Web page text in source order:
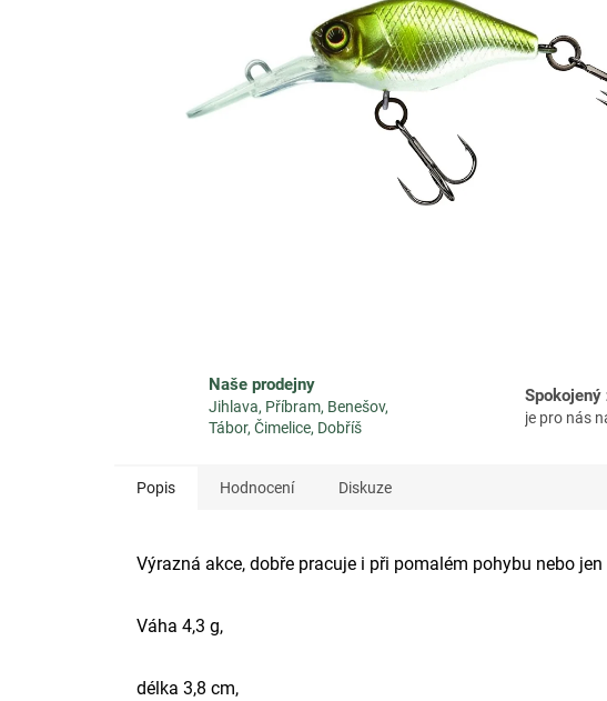
Naše prodejny
Jihlava, Příbram, Benešov,
Tábor, Čimelice, Dobříš
je pro nás
Popis Hodnocení Diskuze
Výrazná akce, dobře pracuje i při pomalém pohybu nebo
Váha 4,3 g,
délka 3,8 cm,